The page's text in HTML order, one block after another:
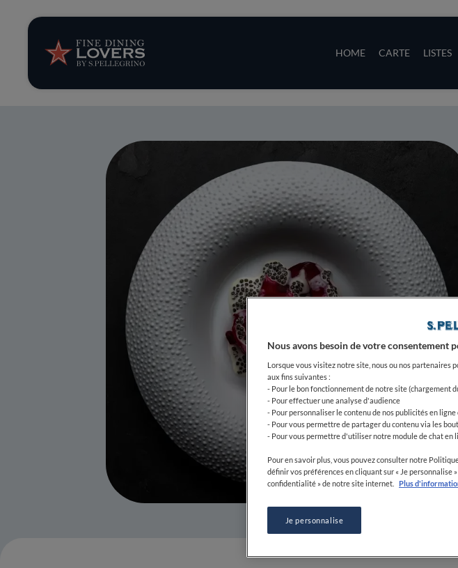
HOME CARTE LISTES
News et tendances
Recettes
Conseils et astuces
Séries
Nous avons besoin de votre
Lorsque vous visitez notre site, nous ou nos partenaires
aux fins suivantes :
- Pour le bon fonctionnement de notre site (chargement
- Pour effectuer une analyse d'audience
- Pour personnaliser le contenu de nos publicités en
- Pour vous permettre de partager du contenu via les
- Pour vous permettre d'utiliser notre module de chat en
Pour en savoir plus, vous pouvez consulter notre
définir vos préférences en cliquant sur « Je personnalise
confidentialité » de notre site internet.
Plus
Je personnalise